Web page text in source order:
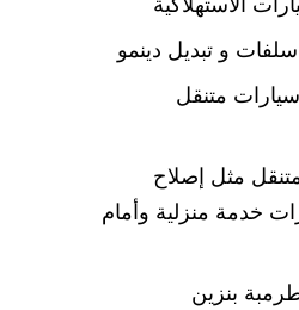
و تبديل دينمو
متنقل
مثل إصلاح
خدمة منزلية وأمام
بنزين